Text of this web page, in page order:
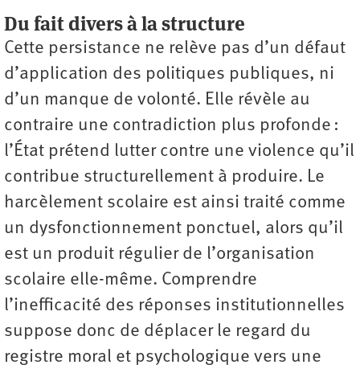
Du fait divers à la structure
Cette persistance ne relève pas d’un défaut
d’application des politiques publiques, ni
d’un manque de volonté. Elle révèle au
contraire une contradiction plus profonde :
l’État prétend lutter contre une violence qu’il
contribue structurellement à produire. Le
harcèlement scolaire est ainsi traité comme
un dysfonctionnement ponctuel, alors qu’il
est un produit régulier de l’organisation
scolaire elle-même. Comprendre
l’inefficacité des réponses institutionnelles
suppose donc de déplacer le regard du
registre moral et psychologique vers une